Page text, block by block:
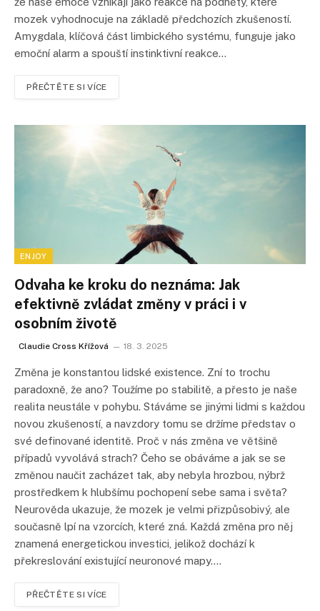
mozek vyhodnocuje na základě předchozích zkušeností.
Amygdala, klíčová část limbického systému, funguje jako
emoční alarm a spouští instinktivní reakce…
PŘEČTĚTE SI VÍCE
ENJOY
Odvaha ke kroku do neznáma: Jak
efektivně zvládat změny v práci i v
osobním životě
Claudie Cross Křížová 18. 3. 2025
Změna je konstantou lidské existence. Zní to trochu
paradoxně, že ano? Toužíme po stabilitě, a přesto je naše
realita neustále v pohybu. Stáváme se jinými lidmi s každou
novou zkušeností, a navzdory tomu se držíme představ o
své definované identitě. Proč v nás změna ve většině
případů vyvolává strach? Čeho se obáváme a jak se se
změnou naučit zacházet tak, aby nebyla hrozbou, nýbrž
prostředkem k hlubšímu pochopení sebe sama i světa?
Neurověda ukazuje, že mozek je velmi přizpůsobivý, ale
současně lpí na vzorcích, které zná. Každá změna pro něj
znamená energetickou investici, jelikož dochází k
překreslování existující neuronové mapy.…
PŘEČTĚTE SI VÍCE